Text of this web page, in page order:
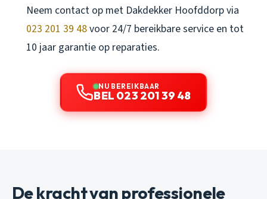
Neem contact op met Dakdekker Hoofddorp via
023 201 39 48voor 24/7 bereikbare service en tot
10 jaar garantie op reparaties.
NU BEREIKBAAR
BEL 023 201 39 48
De kracht van professionele